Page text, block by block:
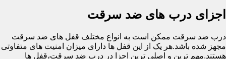
اجزای درب های ضد سرقت
درب ضد سرقت ممکن است به انواع مختلف قفل های ضد سرقت
مجهز شده باشد.هر یک از این قفل ها دارای میزان امنیت های متفاوتی
هستند.مهم ترین و اصلی ترین اجزا در درب ضد سرقت،قفل ها